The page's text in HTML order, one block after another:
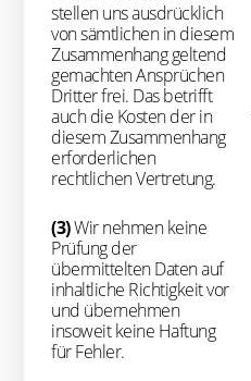
stellen uns ausdrücklich
von sämtlichen in diesem
Zusammenhang geltend
gemachten Ansprüchen
Dritter frei. Das betrifft
auch die Kosten der in
diesem Zusammenhang
erforderlichen
rechtlichen Vertretung.
(3)Wir nehmen keine
Prüfung der
übermittelten Daten auf
inhaltliche Richtigkeit vor
und übernehmen
insoweit keine Haftung
für Fehler.